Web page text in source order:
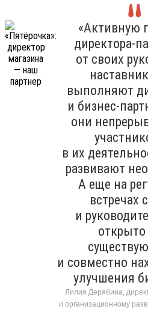
«Активную
директора-
от своих
выполняют
и бизнес-
они
в их
развивают
А еще на
встречах
и
и совместно
улучшения
Лилия Дерябина,
и организационному